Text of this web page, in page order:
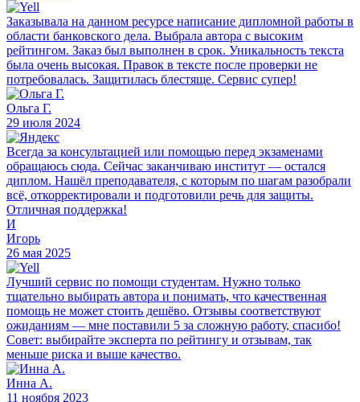
Заказывала на данном ресурсе написание дипломной работы в
области банковского дела. Выбрала автора с высоким
рейтингом. Заказ был выполнен в срок. Уникальность текста
была очень высокая. Правок в тексте после проверки не
потребовалась. Защитилась блестяще. Сервис супер!
Ольга Г.
29 июля 2024
Всегда за консультацией или помощью перед экзаменами
обращаюсь сюда. Сейчас заканчиваю институт — остался
диплом. Нашёл преподавателя, с которым по шагам разобрали
всё, откорректировали и подготовили речь для защиты.
Отличная поддержка!
И
Игорь
26 мая 2025
Лучший сервис по помощи студентам. Нужно только
тщательно выбирать автора и понимать, что качественная
помощь не может стоить дешёво. Отзывы соответствуют
ожиданиям — мне поставили 5 за сложную работу, спасибо!
Совет: выбирайте эксперта по рейтингу и отзывам, так
меньше риска и выше качество.
Инна А.
11 ноября 2023